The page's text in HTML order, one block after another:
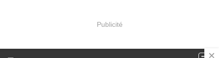
Publicité